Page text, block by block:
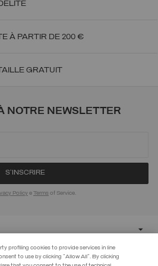
À PARTIR DE 200 €
GRATUIT
NOTRE NEWSLETTER
Policy eTerms of Service.
profiling cookies to provide services in line
to use by clicking "Allow All". By clicking